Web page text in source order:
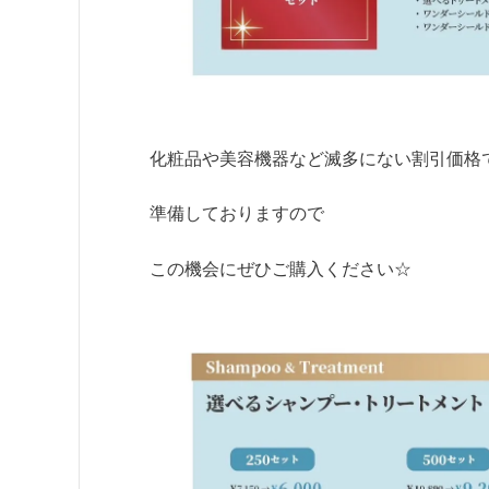
化粧品や美容機器など滅多にない割引価格
準備しておりますので
この機会にぜひご購入ください☆